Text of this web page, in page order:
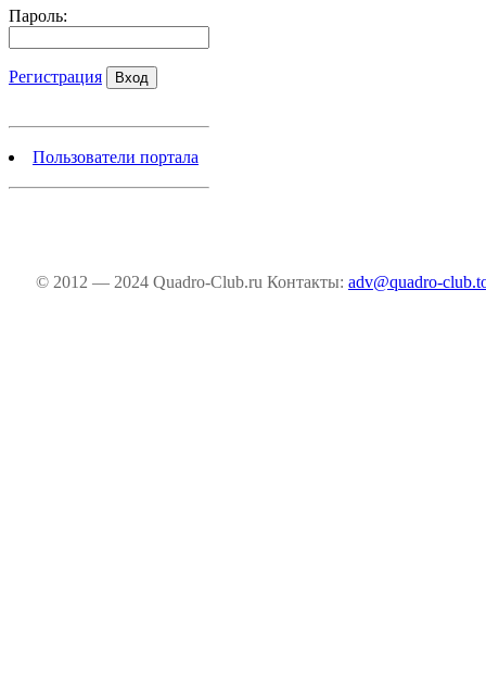
Пароль:
Регистрация
Пользователи портала
© 2012 — 2024 Quadro-Club.ru Контакты: adv@quadro-